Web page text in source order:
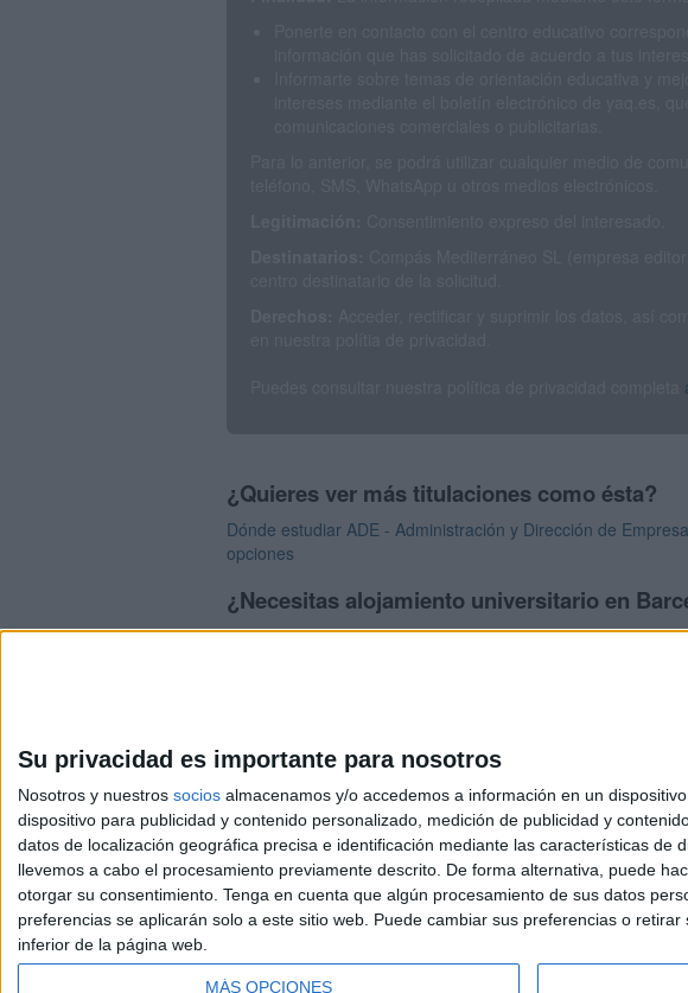
Su privacidad es importante para nosotros
Nosotros y nuestros socios almacenamos y/o accedemos a información en un
dispositivo para publicidad y contenido personalizado, medición de publicidad y
datos de localización geográfica precisa e identificación mediante las características
llevemos a cabo el procesamiento previamente descrito. De forma alternativa, puede
otorgar su consentimiento. Tenga en cuenta que algún procesamiento de sus datos
preferencias se aplicarán solo a este sitio web. Puede cambiar sus preferencias o
inferior de la página web.
MÁS OPCIONES
¿Quieres ver más titulaciones como ésta?
Dónde estudiar ADE - Administración y Dirección de
opciones
¿Necesitas alojamiento universitario en
>> Residencias de estudiantes y colegios mayores en
Aviso legal|Politica de
© 2003-2026Compás Mediterráneo S.L.